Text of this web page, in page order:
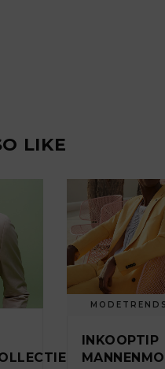
LIKE
MODETRENDS
INKOOPTIP